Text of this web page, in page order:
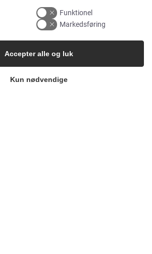
Use Solutions
Funktionel
Markedsføring
Kun nødvendige
Accepter alle og luk